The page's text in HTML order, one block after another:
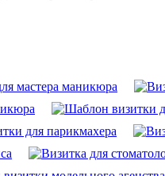
мастера маникюра
для парикмахера